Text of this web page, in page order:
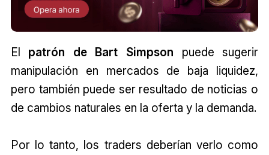
El patrón de Bart Simpson puede sugerir
manipulación en mercados de baja liquidez,
pero también puede ser resultado de noticias o
de cambios naturales en la oferta y la demanda.
Por lo tanto, los traders deberían verlo como